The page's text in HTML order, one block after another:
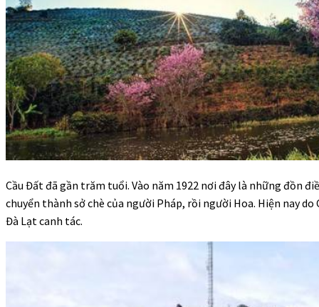
Cầu Đất đã gần trăm tuổi. Vào năm 1922 nơi đây là những đồn
chuyển thành sở chè của người Pháp, rồi người Hoa. Hiện nay do
Đà Lạt canh tác.